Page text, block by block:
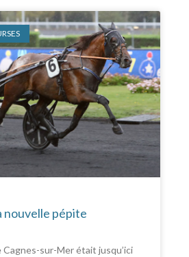
nouvelle pépite
Cagnes-sur-Mer était jusqu’ici